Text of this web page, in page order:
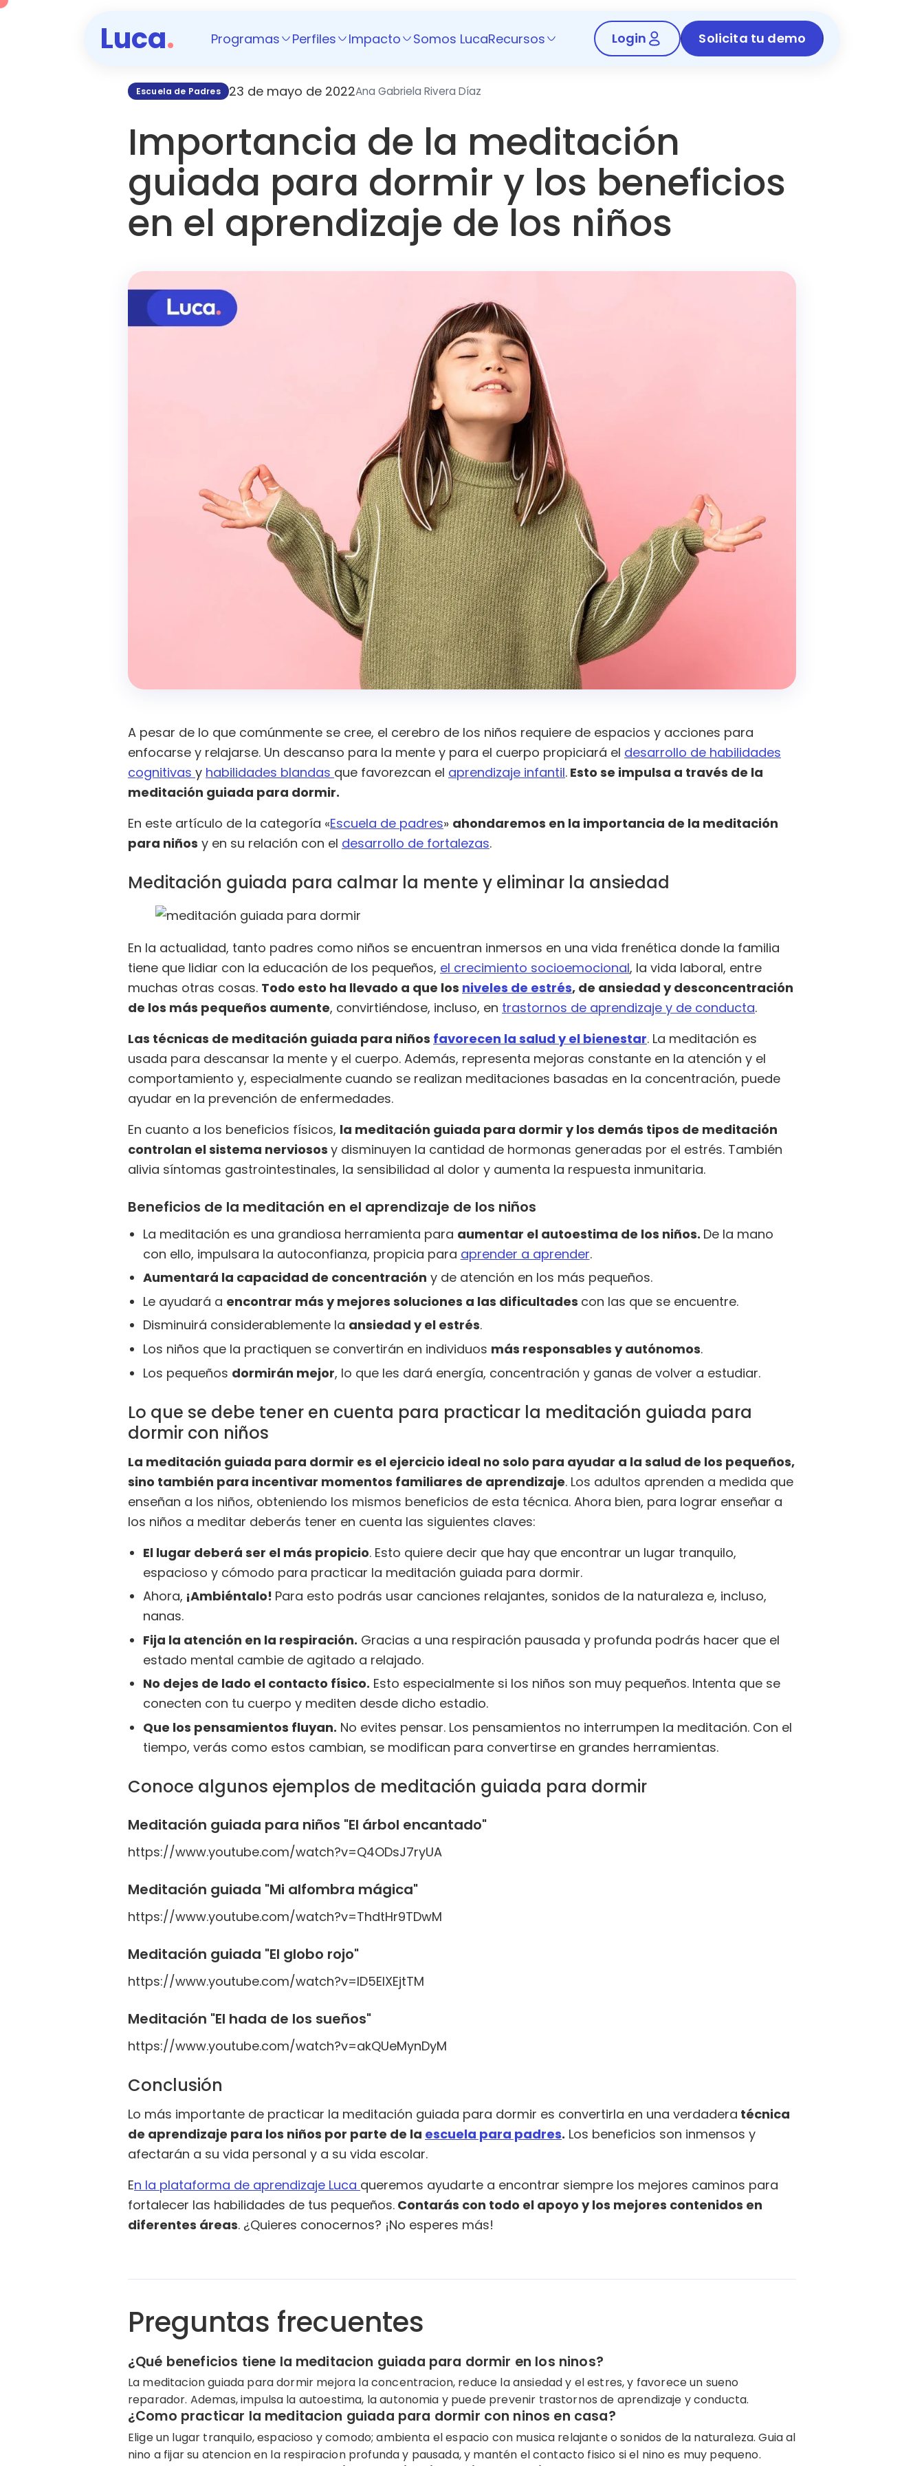
Luca. Programas Perfiles Impacto Somos LucaRecursos Login Solicita tu demo
Escuela de Padres 23 de mayo de 2022Ana Gabriela Rivera Díaz
Importancia de la meditación
guiada para dormir y los beneficios
en el aprendizaje de los niños
A pesar de lo que comúnmente se cree, el cerebro de los niños requiere de espacios y acciones para
enfocarse y relajarse. Un descanso para la mente y para el cuerpo propiciará el desarrollo de habilidades
cognitivas y habilidades blandas que favorezcan el aprendizaje infantil. Esto se impulsa a través de la
meditación guiada para dormir.
En este artículo de la categoría «Escuela de padres» ahondaremos en la importancia de la meditación
para niños y en su relación con el desarrollo de fortalezas.
Meditación guiada para calmar la mente y eliminar la ansiedad
En la actualidad, tanto padres como niños se encuentran inmersos en una vida frenética donde la familia
tiene que lidiar con la educación de los pequeños, el crecimiento socioemocional, la vida laboral, entre
muchas otras cosas. Todo esto ha llevado a que los niveles de estrés, de ansiedad y desconcentración
de los más pequeños aumente, convirtiéndose, incluso, en trastornos de aprendizaje y de conducta.
Las técnicas de meditación guiada para niños favorecen la salud y el bienestar. La meditación es
usada para descansar la mente y el cuerpo. Además, representa mejoras constante en la atención y el
comportamiento y, especialmente cuando se realizan meditaciones basadas en la concentración, puede
ayudar en la prevención de enfermedades.
En cuanto a los beneficios físicos, la meditación guiada para dormir y los demás tipos de meditación
controlan el sistema nerviosos y disminuyen la cantidad de hormonas generadas por el estrés. También
alivia síntomas gastrointestinales, la sensibilidad al dolor y aumenta la respuesta inmunitaria.
Beneficios de la meditación en el aprendizaje de los niños
La meditación es una grandiosa herramienta para aumentar el autoestima de los niños. De la mano
con ello, impulsara la autoconfianza, propicia para aprender a aprender.
Aumentará la capacidad de concentración y de atención en los más pequeños.
Le ayudará a encontrar más y mejores soluciones a las dificultades con las que se encuentre.
Disminuirá considerablemente la ansiedad y el estrés.
Los niños que la practiquen se convertirán en individuos más responsables y autónomos.
Los pequeños dormirán mejor, lo que les dará energía, concentración y ganas de volver a estudiar.
Lo que se debe tener en cuenta para practicar la meditación guiada para
dormir con niños
La meditación guiada para dormir es el ejercicio ideal no solo para ayudar a la salud de los pequeños,
sino también para incentivar momentos familiares de aprendizaje. Los adultos aprenden a medida que
enseñan a los niños, obteniendo los mismos beneficios de esta técnica. Ahora bien, para lograr enseñar a
los niños a meditar deberás tener en cuenta las siguientes claves:
El lugar deberá ser el más propicio. Esto quiere decir que hay que encontrar un lugar tranquilo,
espacioso y cómodo para practicar la meditación guiada para dormir.
Ahora, ¡Ambiéntalo! Para esto podrás usar canciones relajantes, sonidos de la naturaleza e, incluso,
nanas.
Fija la atención en la respiración. Gracias a una respiración pausada y profunda podrás hacer que el
estado mental cambie de agitado a relajado.
No dejes de lado el contacto físico. Esto especialmente si los niños son muy pequeños. Intenta que se
conecten con tu cuerpo y mediten desde dicho estadio.
Que los pensamientos fluyan. No evites pensar. Los pensamientos no interrumpen la meditación. Con el
tiempo, verás como estos cambian, se modifican para convertirse en grandes herramientas.
Conoce algunos ejemplos de meditación guiada para dormir
Meditación guiada para niños "El árbol encantado"
https://www.youtube.com/watch?v=Q4ODsJ7ryUA
Meditación guiada "Mi alfombra mágica"
https://www.youtube.com/watch?v=ThdtHr9TDwM
Meditación guiada "El globo rojo"
https://www.youtube.com/watch?v=lD5EIXEjtTM
Meditación "El hada de los sueños"
https://www.youtube.com/watch?v=akQUeMynDyM
Conclusión
Lo más importante de practicar la meditación guiada para dormir es convertirla en una verdadera técnica
de aprendizaje para los niños por parte de la escuela para padres. Los beneficios son inmensos y
afectarán a su vida personal y a su vida escolar.
En la plataforma de aprendizaje Luca queremos ayudarte a encontrar siempre los mejores caminos para
fortalecer las habilidades de tus pequeños. Contarás con todo el apoyo y los mejores contenidos en
diferentes áreas. ¿Quieres conocernos? ¡No esperes más!
Preguntas frecuentes
¿Qué beneficios tiene la meditacion guiada para dormir en los ninos?
La meditacion guiada para dormir mejora la concentracion, reduce la ansiedad y el estres, y favorece un sueno
reparador. Ademas, impulsa la autoestima, la autonomia y puede prevenir trastornos de aprendizaje y conducta.
¿Como practicar la meditacion guiada para dormir con ninos en casa?
Elige un lugar tranquilo, espacioso y comodo; ambienta el espacio con musica relajante o sonidos de la naturaleza. Guia al
nino a fijar su atencion en la respiracion profunda y pausada, y mantén el contacto fisico si el nino es muy pequeno.